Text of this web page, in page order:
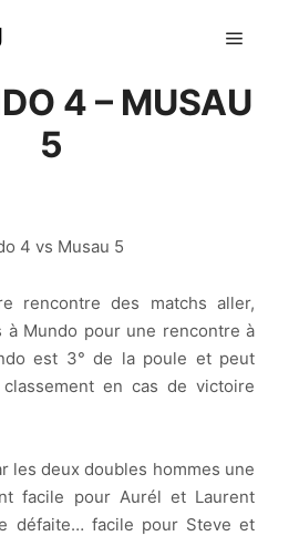
4 – MUSAU
5
4 vs Musau 5
rencontre des matchs aller,
à Mundo pour une rencontre à
est 3° de la poule et peut
en cas de victoire
les deux doubles hommes une
facile pour Aurél et Laurent
défaite… facile pour Steve et